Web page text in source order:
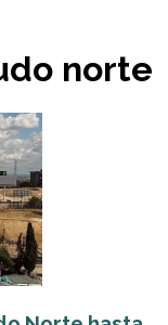
norte